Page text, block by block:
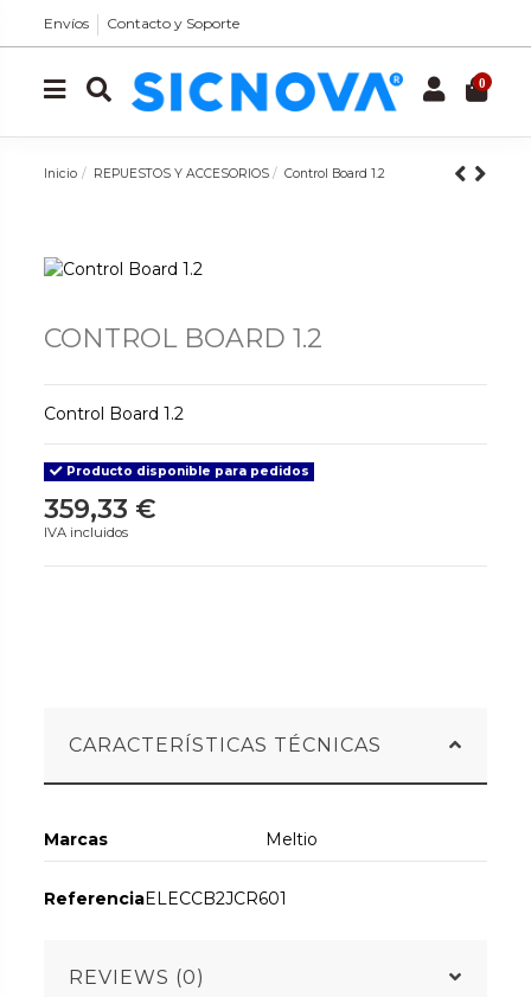
Envíos Contacto y Soporte
0
Inicio REPUESTOS Y ACCESORIOS Control Board 1.2
CONTROL BOARD 1.2
Control Board 1.2
Producto disponible para pedidos
359,33 €
IVA incluidos
CARACTERÍSTICAS TÉCNICAS
Marcas Meltio
ReferenciaELECCB2JCR601
REVIEWS (0)